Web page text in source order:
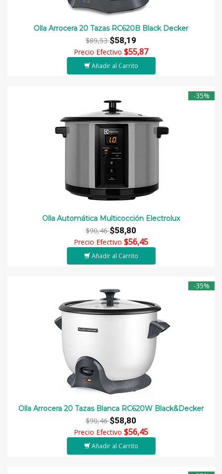
Olla Arrocera 20 Tazas RC620B Black Decker
$89,53$58,19
Precio Efectivo $55,87
Añadir al Carrito
-35%
Olla Automática Multicocción Electrolux
$90,46$58,80
Precio Efectivo $56,45
Añadir al Carrito
-35%
Olla Arrocera 20 Tazas Blanca RC620W Black&Decker
$90,46$58,80
Precio Efectivo $56,45
Añadir al Carrito